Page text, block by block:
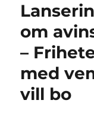
om
–
med
vill bo